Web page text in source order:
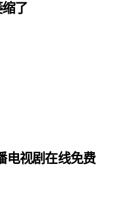
了
电视剧在线免费